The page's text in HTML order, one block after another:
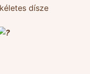
dísze